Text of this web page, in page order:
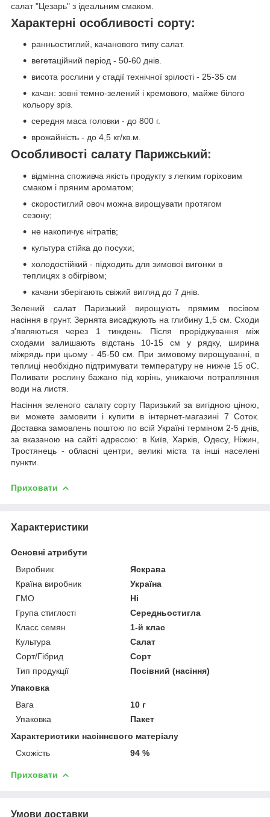
салат "Цезарь" з ідеальним смаком.
Характерні особливості сорту:
ранньостиглий, качанового типу салат.
вегетаційний період - 50-60 днів.
висота рослини у стадії технічної зрілості - 25-35 см
качан: зовні темно-зелений і кремового, майже білого
кольору зріз.
середня маса головки - до 800 г.
врожайність - до 4,5 кг/кв.м.
Особливості салату Парижський:
відмінна споживча якість продукту з легким горіховим
смаком і пряним ароматом;
скоростиглий овоч можна вирощувати протягом
сезону;
не накопичує нітратів;
культура стійка до посухи;
холодостійкий - підходить для зимової вигонки в
теплицях з обігрівом;
качани зберігають свіжий вигляд до 7 днів.
Зелений салат Паризький вирощують прямим посівом
насіння в грунт. Зернята висаджують на глибину 1,5 см. Сходи
з'являються через 1 тиждень. Після проріджування між
сходами залишають відстань 10-15 см у рядку, ширина
міжрядь при цьому - 45-50 см. При зимовому вирощуванні, в
теплиці необхідно підтримувати температуру не нижче 15 оС.
Поливати рослину бажано під корінь, уникаючи потрапляння
води на листя.
Насіння зеленого салату сорту Паризький за вигідною ціною,
ви можете замовити і купити в інтернет-магазині 7 Соток.
Доставка замовлень поштою по всій Україні терміном 2-5 днів,
за вказаною на сайті адресою: в Київ, Харків, Одесу, Ніжин,
Тростянець - обласні центри, великі міста та інші населені
пункти.
Приховати
Характеристики
Основні атрибути
Виробник
Яскрава
Країна виробник
Україна
ГМО
Ні
Група стиглості
Середньостигла
Класс семян
1-й клас
Культура
Салат
Сорт/Гібрид
Сорт
Тип продукції
Посівний (насіння)
Упаковка
Вага
10 г
Упаковка
Пакет
Характеристики насіннєвого матеріалу
Схожість
94 %
Приховати
Умови доставки